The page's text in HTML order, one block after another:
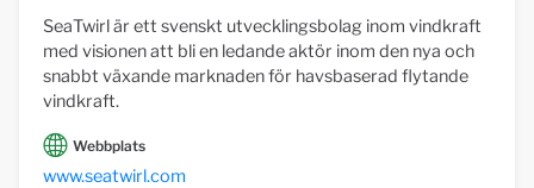
SeaTwirl är ett svenskt utvecklingsbolag inom vindkraft
med visionen att bli en ledande aktör inom den nya och
snabbt växande marknaden för havsbaserad flytande
vindkraft.
Webbplats
www.seatwirl.com